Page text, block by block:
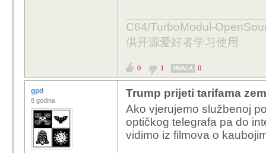
C64/TurboModul-
供开源爱好者学习使用
0 1 HVALA 0
gpd
8 godina
Trump prijeti tarifama
Ako vjerujemo službenoj
optičkog telegrafa pa do
vidimo iz filmova o